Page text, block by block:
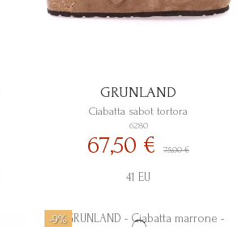
Ciabatta sabot tortora
GRUNLAND
6280
67,50 €75,00 €
41 EU
-9%